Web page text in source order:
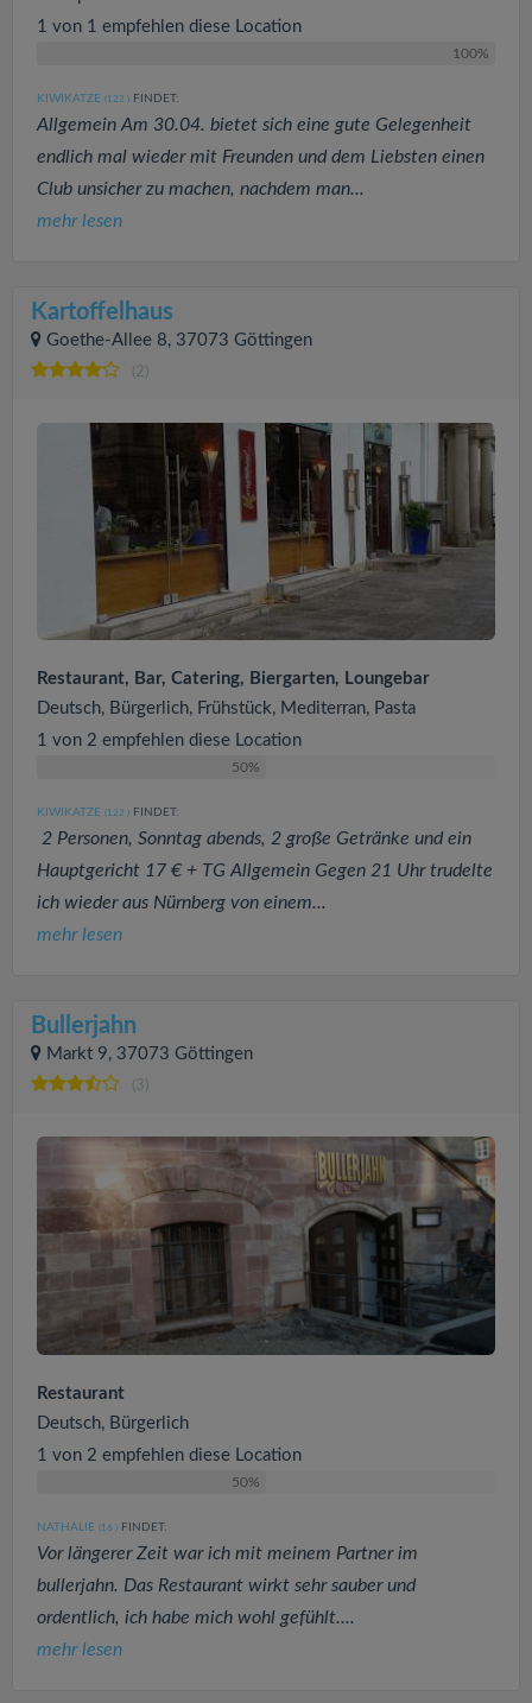
1 von 1 empfehlen diese Location
100%
KIWIKATZE (122 ) FINDET:
Allgemein Am 30.04. bietet sich eine gute Gelegenheit
endlich mal wieder mit Freunden und dem Liebsten einen
Club unsicher zu machen, nachdem man...
mehr lesen
Kartoffelhaus
Goethe-Allee 8, 37073 Göttingen
(2)
Restaurant, Bar, Catering, Biergarten, Loungebar
Deutsch, Bürgerlich, Frühstück, Mediterran, Pasta
1 von 2 empfehlen diese Location
50%
KIWIKATZE (122 ) FINDET:
2 Personen, Sonntag abends, 2 große Getränke und ein
Hauptgericht 17 € + TG Allgemein Gegen 21 Uhr trudelte
ich wieder aus Nürnberg von einem...
mehr lesen
Bullerjahn
Markt 9, 37073 Göttingen
(3)
Restaurant
Deutsch, Bürgerlich
1 von 2 empfehlen diese Location
50%
NATHALIE (16 ) FINDET:
Vor längerer Zeit war ich mit meinem Partner im
bullerjahn. Das Restaurant wirkt sehr sauber und
ordentlich, ich habe mich wohl gefühlt....
mehr lesen